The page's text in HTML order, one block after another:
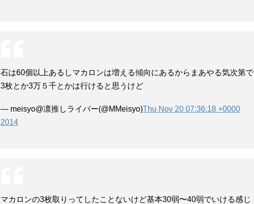
石は60個以上あるしマカロンは増える傾向にあるからまあやる気次第で
3枚とか3万５千とかは行けると思うけど
— meisyo@凛推しライバー(@MMeisyo)Thu Nov 20 07:36:18 +0000
2014
マカロンの3枚取りってしたことないけど基本30弱〜40弱でいける感じ